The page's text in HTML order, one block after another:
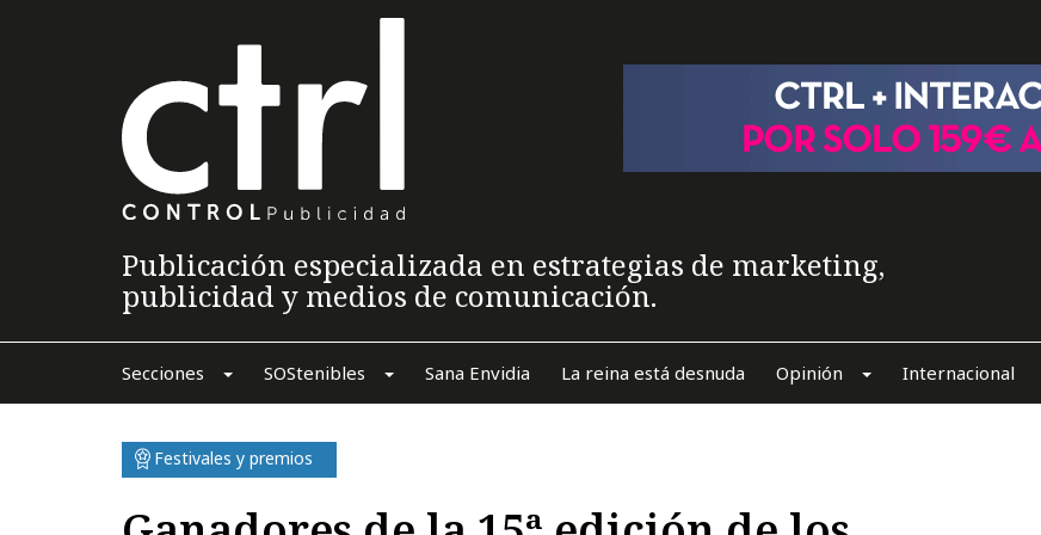
Publicación especializada en estrategias de marketing,
publicidad y medios de comunicación.
Secciones SOStenibles Sana Envidia La reina está desnuda Opinión Internacional
Festivales y premios